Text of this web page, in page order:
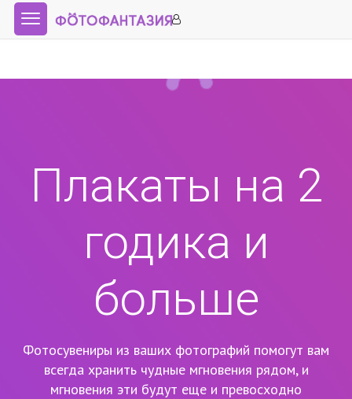
Плакаты на 2
годика и
больше
Фотосувениры из ваших фотографий помогут вам
всегда хранить чудные мгновения рядом, и
мгновения эти будут еще и превосходно